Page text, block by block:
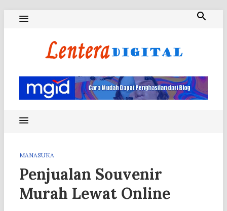
MANASUKA
Penjualan Souvenir
Murah Lewat Online